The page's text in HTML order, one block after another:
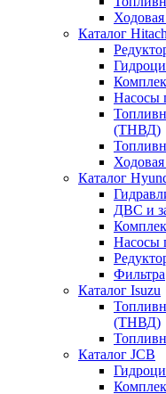
Ходовая
Каталог
Насосы
(ТНВД)
Ходовая
Каталог
ДВС и
Насосы
Фильтра
Каталог Isuzu
(ТНВД)
Каталог JCB